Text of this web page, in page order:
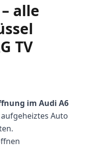
alle
TV
im Audi A6
Auto